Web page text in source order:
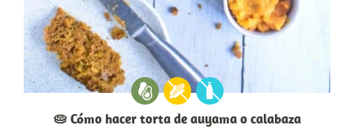
🥧 Cómo hacer torta de auyama o calabaza